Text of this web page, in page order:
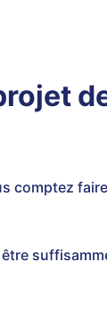
comptez